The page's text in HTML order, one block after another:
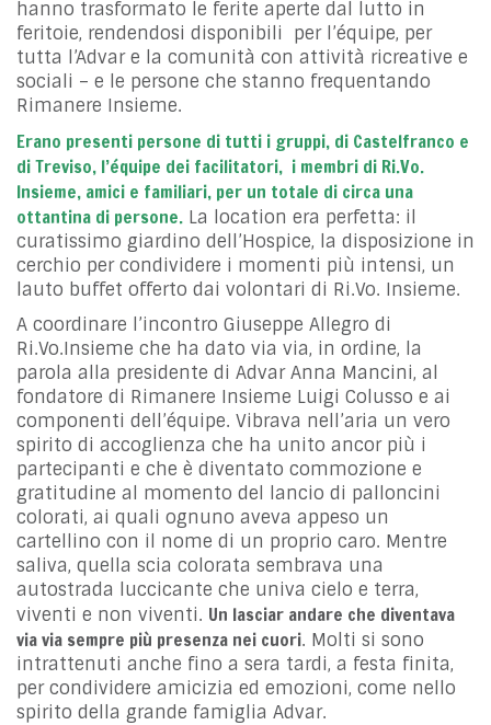
hanno trasformato le ferite aperte dal lutto in
feritoie, rendendosi disponibili per l’équipe, per
tutta l’Advar e la comunità con attività ricreative e
sociali – e le persone che stanno frequentando
Rimanere Insieme.
Erano presenti persone di tutti i gruppi, di Castelfranco e
di Treviso, l’équipe dei facilitatori, i membri di Ri.Vo.
Insieme, amici e familiari, per un totale di circa una
ottantina di persone. La location era perfetta: il
curatissimo giardino dell’Hospice, la disposizione in
cerchio per condividere i momenti più intensi, un
lauto buffet offerto dai volontari di Ri.Vo. Insieme.
A coordinare l’incontro Giuseppe Allegro di
Ri.Vo.Insieme che ha dato via via, in ordine, la
parola alla presidente di Advar Anna Mancini, al
fondatore di Rimanere Insieme Luigi Colusso e ai
componenti dell’équipe. Vibrava nell’aria un vero
spirito di accoglienza che ha unito ancor più i
partecipanti e che è diventato commozione e
gratitudine al momento del lancio di palloncini
colorati, ai quali ognuno aveva appeso un
cartellino con il nome di un proprio caro. Mentre
saliva, quella scia colorata sembrava una
autostrada luccicante che univa cielo e terra,
viventi e non viventi. Un lasciar andare che diventava
via via sempre più presenza nei cuori. Molti si sono
intrattenuti anche fino a sera tardi, a festa finita,
per condividere amicizia ed emozioni, come nello
spirito della grande famiglia Advar.